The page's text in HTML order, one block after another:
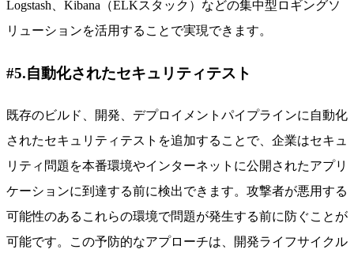
Logstash、Kibana（ELKスタック）などの集中型ロギングソ
リューションを活用することで実現できます。
#5.自動化されたセキュリティテスト
既存のビルド、開発、デプロイメントパイプラインに自動化
されたセキュリティテストを追加することで、企業はセキュ
リティ問題を本番環境やインターネットに公開されたアプリ
ケーションに到達する前に検出できます。攻撃者が悪用する
可能性のあるこれらの環境で問題が発生する前に防ぐことが
可能です。この予防的なアプローチは、開発ライフサイクル